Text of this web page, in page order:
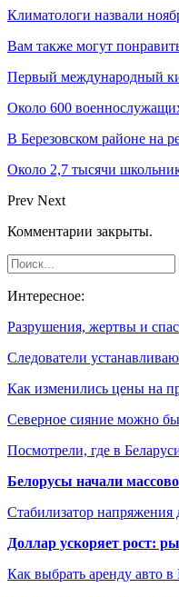
Климатологи назвали
Вам также могут
Первый международный
Около 600
В Березовском районе на
Около 2,7 тысячи
Prev Next
Комментарии закрыты.
Интересное:
Разрушения, жертвы и
Следователи
Как изменились цены на
Северное сияние можно
Посмотрели, где в
Белорусы начали
Стабилизатор напряжения
Доллар ускоряет рост:
Как выбрать аренду авто